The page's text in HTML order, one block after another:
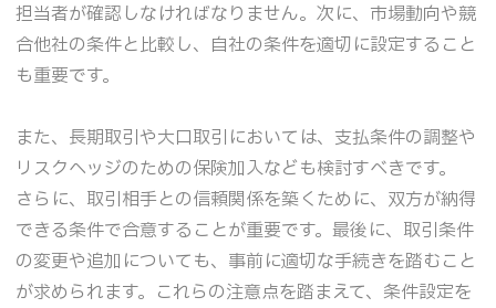
担当者が確認しなければなりません。次に、市場動向や競
合他社の条件と比較し、自社の条件を適切に設定すること
も重要です。
また、長期取引や大口取引においては、支払条件の調整や
リスクヘッジのための保険加入なども検討すべきです。
さらに、取引相手との信頼関係を築くために、双方が納得
できる条件で合意することが重要です。最後に、取引条件
の変更や追加についても、事前に適切な手続きを踏むこと
が求められます。これらの注意点を踏まえて、条件設定を